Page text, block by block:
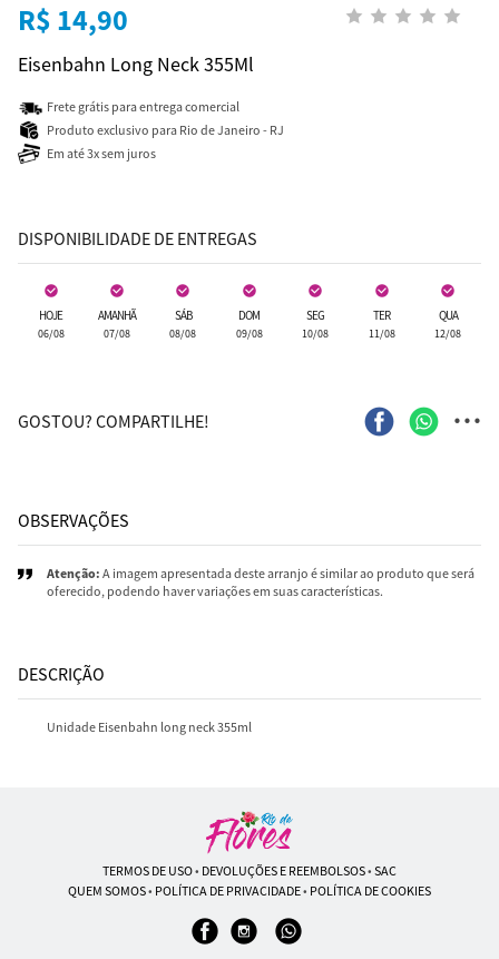
R$ 14,90
Eisenbahn Long Neck 355Ml
Frete grátis para entrega comercial
Produto exclusivo para Rio de Janeiro - RJ
Em até 3x sem juros
DISPONIBILIDADE DE ENTREGAS
HOJE
06/08
AMANHÃ
07/08
SÁB
08/08
DOM
09/08
SEG
10/08
TER
11/08
QUA
12/08
GOSTOU? COMPARTILHE! ...
OBSERVAÇÕES
Atenção: A imagem apresentada deste arranjo é similar ao produto que será
oferecido, podendo haver variações em suas características.
DESCRIÇÃO
Unidade Eisenbahn long neck 355ml
TERMOS DE USO• DEVOLUÇÕES E REEMBOLSOS• SAC
QUEM SOMOS• POLÍTICA DE PRIVACIDADE• POLÍTICA DE COOKIES